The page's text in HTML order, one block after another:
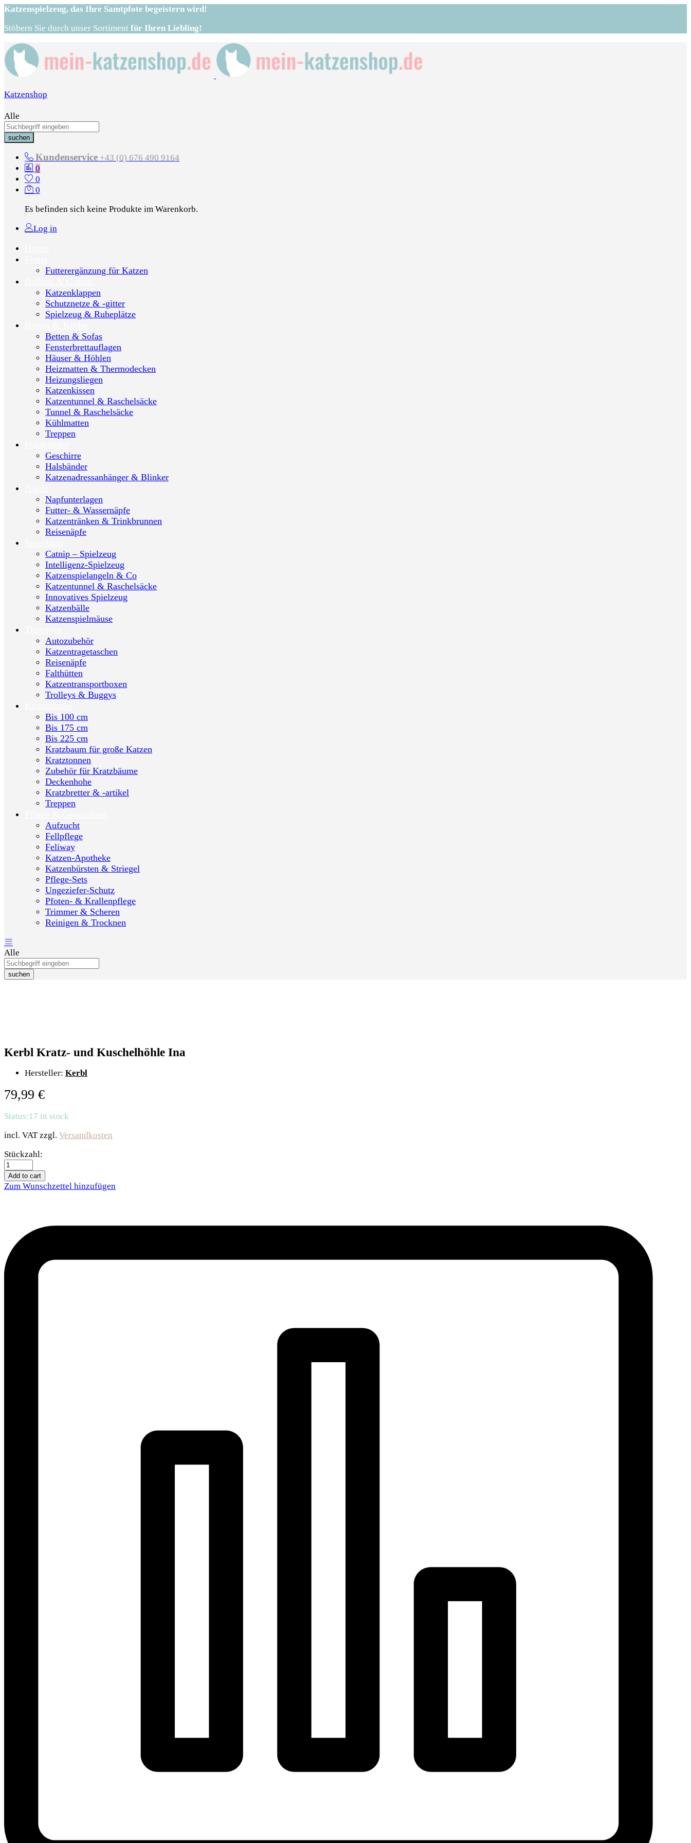
Katzenspielzeug, das Ihre Samtpfote begeistern wird!
Stöbern Sie durch unser Sortiment für Ihren Liebling!
Katzenshop
Alle
suchen
Kundenservice +43 (0) 676 490 9164
0
0
0
Es befinden sich keine Produkte im Warenkorb.
Log in
Futterergänzung für Katzen
Katzenklappen
Schutznetze & -gitter
Spielzeug & Ruheplätze
Betten & Sofas
Fensterbrettauflagen
Häuser & Höhlen
Heizmatten & Thermodecken
Heizungsliegen
Katzenkissen
Katzentunnel & Raschelsäcke
Tunnel & Raschelsäcke
Kühlmatten
Treppen
Geschirre
Halsbänder
Katzenadressanhänger & Blinker
Napfunterlagen
Futter- & Wassernäpfe
Katzentränken & Trinkbrunnen
Reisenäpfe
Catnip – Spielzeug
Intelligenz-Spielzeug
Katzenspielangeln & Co
Katzentunnel & Raschelsäcke
Innovatives Spielzeug
Katzenbälle
Katzenspielmäuse
Autozubehör
Katzentragetaschen
Reisenäpfe
Falthütten
Katzentransportboxen
Trolleys & Buggys
Bis 100 cm
Bis 175 cm
Bis 225 cm
Kratzbaum für große Katzen
Kratztonnen
Zubehör für Kratzbäume
Deckenhohe
Kratzbretter & -artikel
Treppen
Aufzucht
Fellpflege
Feliway
Katzen-Apotheke
Katzenbürsten & Striegel
Pflege-Sets
Ungeziefer-Schutz
Pfoten- & Krallenpflege
Trimmer & Scheren
Reinigen & Trocknen
Alle
suchen
Kerbl Kratz- und Kuschelhöhle Ina
Hersteller: Kerbl
79,99 €
Status: 17 in stock
incl. VAT zzgl. Versandkosten
Kerbl
Kratz-
und
Kuschelhöhle
Stückzahl:
Add to cart
Zum Wunschzettel hinzufügen